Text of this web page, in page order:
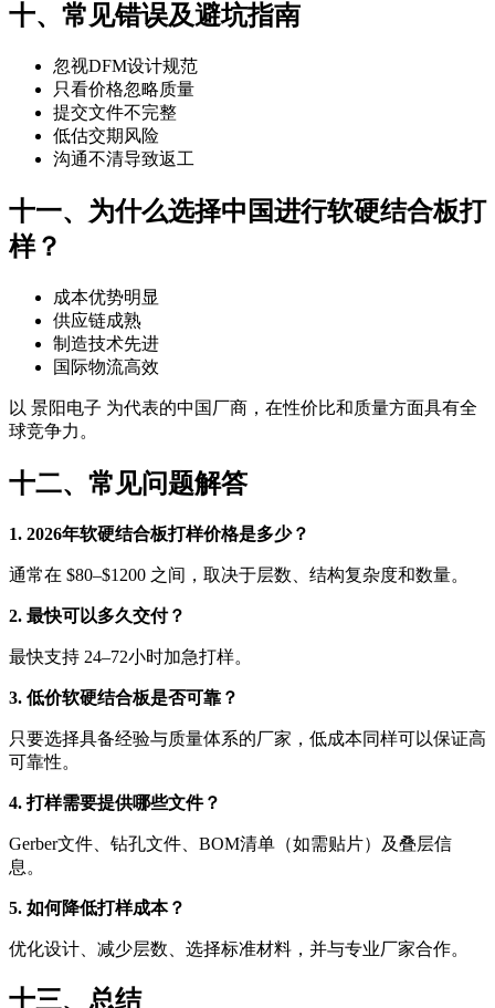
十、常见错误及避坑指南
忽视DFM设计规范
只看价格忽略质量
提交文件不完整
低估交期风险
沟通不清导致返工
十一、为什么选择中国进行软硬结合板打
样？
成本优势明显
供应链成熟
制造技术先进
国际物流高效
以 景阳电子 为代表的中国厂商，在性价比和质量方面具有全
球竞争力。
十二、常见问题解答
1. 2026年软硬结合板打样价格是多少？
通常在 $80–$1200 之间，取决于层数、结构复杂度和数量。
2. 最快可以多久交付？
最快支持 24–72小时加急打样。
3. 低价软硬结合板是否可靠？
只要选择具备经验与质量体系的厂家，低成本同样可以保证高
可靠性。
4. 打样需要提供哪些文件？
Gerber文件、钻孔文件、BOM清单（如需贴片）及叠层信
息。
5. 如何降低打样成本？
优化设计、减少层数、选择标准材料，并与专业厂家合作。
十三、总结